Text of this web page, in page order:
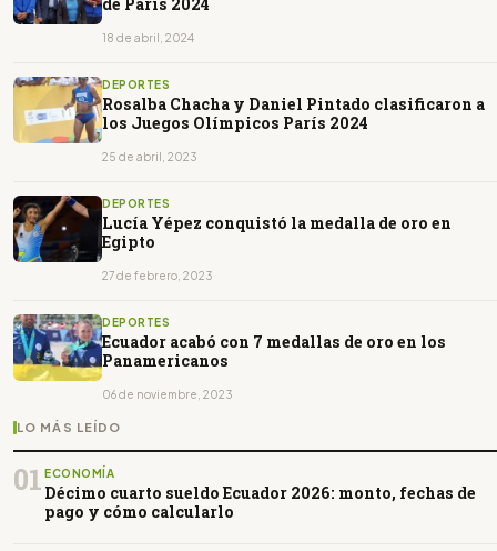
de París 2024
18 de abril, 2024
DEPORTES
Rosalba Chacha y Daniel Pintado clasificaron a
los Juegos Olímpicos París 2024
25 de abril, 2023
DEPORTES
Lucía Yépez conquistó la medalla de oro en
Egipto
27 de febrero, 2023
DEPORTES
Ecuador acabó con 7 medallas de oro en los
Panamericanos
06 de noviembre, 2023
LO MÁS LEÍDO
01 ECONOMÍA
Décimo cuarto sueldo Ecuador 2026: monto, fechas de
pago y cómo calcularlo